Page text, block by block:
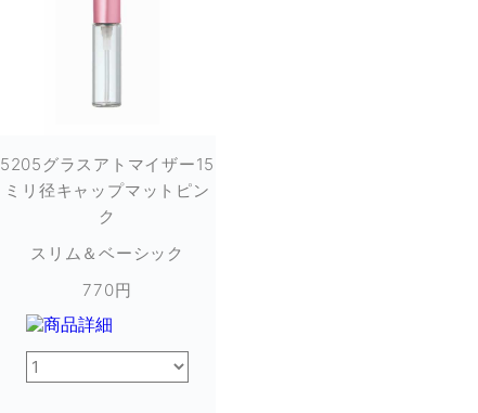
5205グラスアトマイザー15
ミリ径キャップマットピン
ク
スリム＆ベーシック
770円